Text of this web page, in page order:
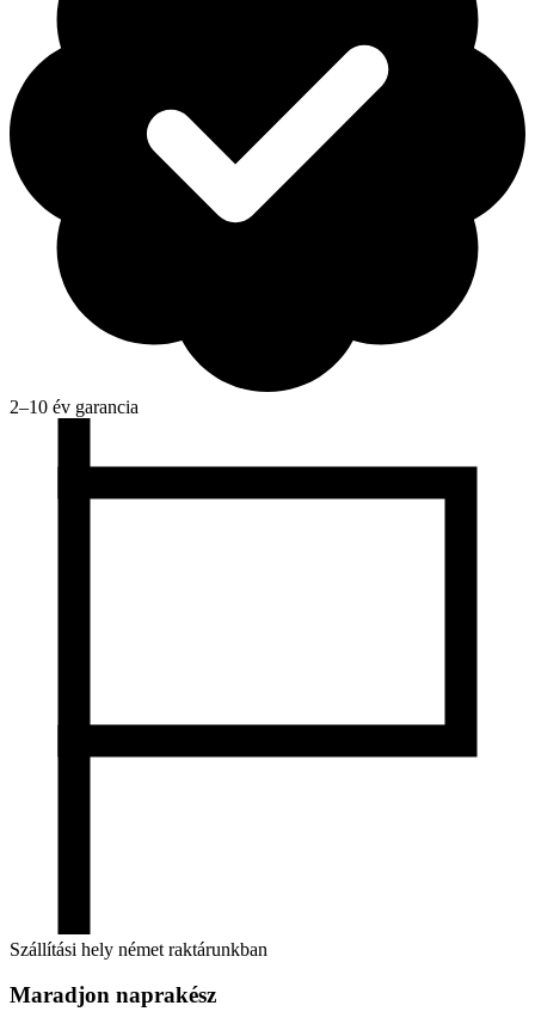
2–10 év garancia
Szállítási hely német raktárunkban
Maradjon naprakész